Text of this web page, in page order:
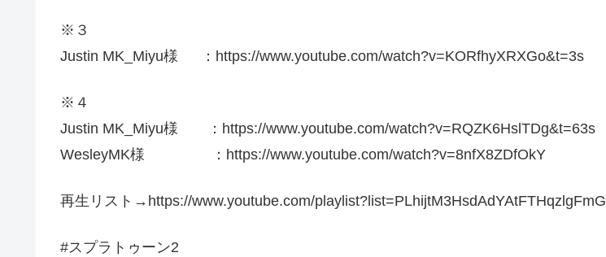
※３
Justin MK_Miyu様 ：https://www.youtube.com/watch?v=KORfhyXRXGo&t=3s
※４
Justin MK_Miyu様 ：https://www.youtube.com/watch?v=RQZK6HslTDg&t=63s
WesleyMK様 ：https://www.youtube.com/watch?v=8nfX8ZDfOkY
再生リスト→https://www.youtube.com/
#スプラトゥーン2